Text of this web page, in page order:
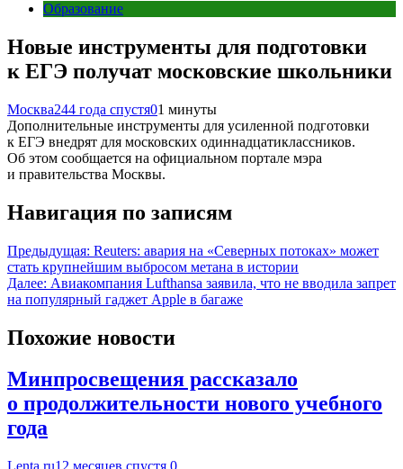
Образование
Новые инструменты для подготовки
к ЕГЭ получат московские школьники
Москва244 года спустя01 минуты
Дополнительные инструменты для усиленной подготовки
к ЕГЭ внедрят для московских одиннадцатиклассников.
Об этом сообщается на официальном портале мэра
и правительства Москвы.
Навигация по записям
Предыдущая: Reuters: авария на «Северных потоках» может
стать крупнейшим выбросом метана в истории
Далее: Авиакомпания Lufthansa заявила, что не вводила запрет
на популярный гаджет Apple в багаже
Похожие новости
Минпросвещения рассказало
о продолжительности нового учебного
года